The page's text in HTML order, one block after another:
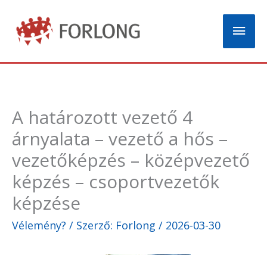
content
Main
A határozott vezető 4
árnyalata – vezető a hős –
vezetőképzés – középvezető
képzés – csoportvezetők
képzése
Vélemény? / Szerző: Forlong / 2026-03-30